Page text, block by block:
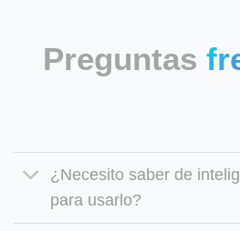
Preguntas
¿Necesito saber de
para usarlo?